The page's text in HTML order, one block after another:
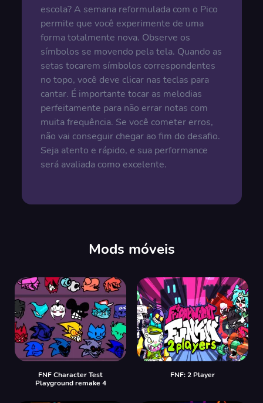
escola? A semana reformulada com o Pico
permite que você experimente de uma
forma totalmente nova. Observe os
símbolos se movendo pela tela. Quando as
setas tocarem símbolos correspondentes
no topo, você deve clicar nas teclas para
cantar. É importante tocar as melodias
perfeitamente para não errar notas com
muita frequência. Se você cometer erros,
não vai conseguir chegar ao fim do desafio.
Seja atento e rápido, e sua performance
será avaliada como excelente.
Mods móveis
FNF Character Test
Playground remake 4
FNF: 2 Player